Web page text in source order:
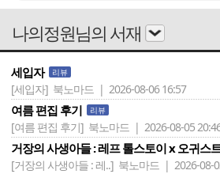
나의정원님의 서재
세입자 리뷰
[세입자] 북노마드 | 2026-08-06 16:57
여름 편집 후기 리뷰
[여름 편집 후기] 북노마드 | 2026-08-05
거장의 사생아들 : 레프 톨스토이 x 오귀스
[거장의 사생아들 : 레..] 북노마드 | 2026-08-